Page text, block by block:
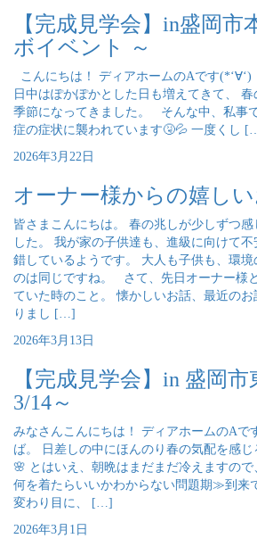
【完成見学会】in盛岡市
ボイベント ～
こんにちは！ ディアホームのAです
日中はぽかぽかとした日も増えてきて、
季節になってきました。 そんな中、私事
症の症状に襲われています🤧💦 一度くし
2026年3月22日
オーナー様からの嬉し
皆さまこんにちは。 春の兆しが少しずつ感
した。 我が家の子供達も、進級に向けて
錯しているようです。 大人も子供も、環
のは同じですね。 さて、先日オーナー様
ていた時のこと。 懐かしいお話、最近の
りまし […]
2026年3月13日
【完成見学会】in 盛岡
3/14～
みなさんこんにちは！ ディアホームのA
ば。 日差しの中にほんのり春の気配を感
🌸 とはいえ、朝晩はまだまだ冷えますの
何を着たらいいかわからない問題期≫到
変わり目に、 […]
2026年3月1日